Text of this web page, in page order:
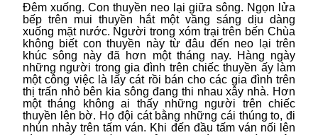
Đêm xuống. Con thuyền neo lại giữa sông. Ngọn lửa
bếp trên mui thuyền hắt một vầng sáng dịu dàng
xuống mặt nước. Người trong xóm trại trên bến Chùa
không biết con thuyền này từ đâu đến neo lại trên
khúc sông này đã hơn một tháng nay. Hàng ngày
những người trong gia đình trên chiếc thuyền ấy làm
một công việc là lấy cát rồi bán cho các gia đình trên
thị trấn nhỏ bên kia sông đang thi nhau xây nhà. Hơn
một tháng không ai thấy những người trên chiếc
thuyền lên bờ. Họ đội cát bằng những cái thúng to, đi
nhún nhảy trên tấm ván. Khi đến đầu tấm ván nối lên